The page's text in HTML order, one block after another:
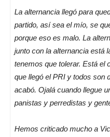
La alternancia llegó para
partido, así sea el mío, se
porque eso es malo. La
junto con la alternancia está
tenemos que tolerar. Está el
que llegó el PRI y todos son
acabó. Ojalá cuando llegue
panistas y perredistas y
Hemos criticado mucho a